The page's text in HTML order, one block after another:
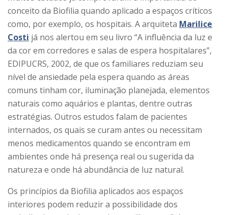
conceito da Biofilia quando aplicado a espaços críticos
como, por exemplo, os hospitais. A arquiteta Marilice
Costi já nos alertou em seu livro “A influência da luz e
da cor em corredores e salas de espera hospitalares”,
EDIPUCRS, 2002, de que os familiares reduziam seu
nível de ansiedade pela espera quando as áreas
comuns tinham cor, iluminação planejada, elementos
naturais como aquários e plantas, dentre outras
estratégias. Outros estudos falam de pacientes
internados, os quais se curam antes ou necessitam
menos medicamentos quando se encontram em
ambientes onde há presença real ou sugerida da
natureza e onde há abundância de luz natural.
Os princípios da Biofilia aplicados aos espaços
interiores podem reduzir a possibilidade dos